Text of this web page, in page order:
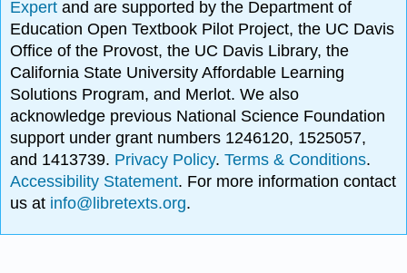
Expertand are supported by the Department of
Education Open Textbook Pilot Project, the UC Davis
Office of the Provost, the UC Davis Library, the
California State University Affordable Learning
Solutions Program, and Merlot. We also
acknowledge previous National Science Foundation
support under grant numbers 1246120, 1525057,
and 1413739. Privacy Policy.Terms & Conditions.
Accessibility Statement. For more information contact
us at info@libretexts.org.